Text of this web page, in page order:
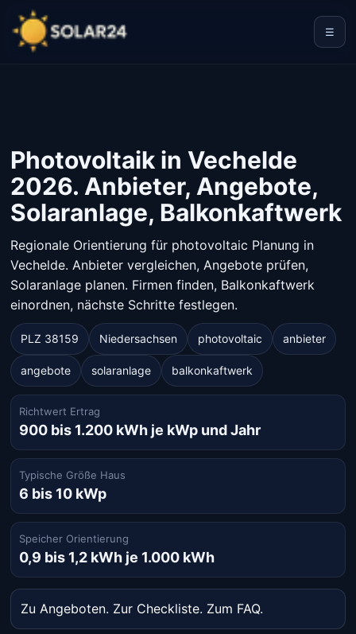
☰
Photovoltaik in Vechelde
2026. Anbieter, Angebote,
Solaranlage, Balkonkaftwerk
Regionale Orientierung für photovoltaic Planung in
Vechelde. Anbieter vergleichen, Angebote prüfen,
Solaranlage planen. Firmen finden, Balkonkaftwerk
einordnen, nächste Schritte festlegen.
PLZ 38159 Niedersachsen photovoltaic anbieter
angebote solaranlage balkonkaftwerk
Richtwert Ertrag
900 bis 1.200 kWh je kWp und Jahr
Typische Größe Haus
6 bis 10 kWp
Speicher Orientierung
0,9 bis 1,2 kWh je 1.000 kWh
Zu Angeboten. Zur Checkliste. Zum FAQ.